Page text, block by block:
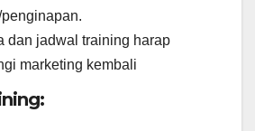
dan jadwal training harap
marketing kembali